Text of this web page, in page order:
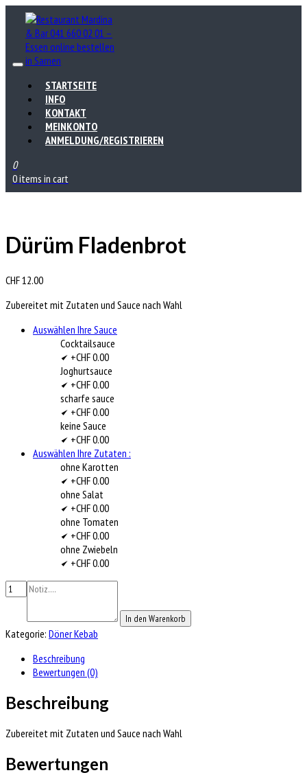
STARTSEITE
INFO
KONTAKT
MEINKONTO
ANMELDUNG/REGISTRIEREN
0
0 items in cart
Dürüm Fladenbrot
CHF12.00
Zubereitet mit Zutaten und Sauce nach Wahl
Auswählen Ihre Sauce
Cocktailsauce
+CHF 0.00
Joghurtsauce
+CHF 0.00
scharfe sauce
+CHF 0.00
keine Sauce
+CHF 0.00
Auswählen Ihre Zutaten :
ohne Karotten
+CHF 0.00
ohne Salat
+CHF 0.00
ohne Tomaten
+CHF 0.00
ohne Zwiebeln
+CHF 0.00
In den Warenkorb
Kategorie: Döner Kebab
Beschreibung
Bewertungen (0)
Beschreibung
Zubereitet mit Zutaten und Sauce nach Wahl
Bewertungen